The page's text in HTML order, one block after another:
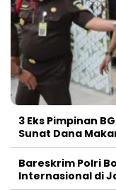
3 Eks Pimpinan
Sunat Dana
Bareskrim Polri
Internasional di